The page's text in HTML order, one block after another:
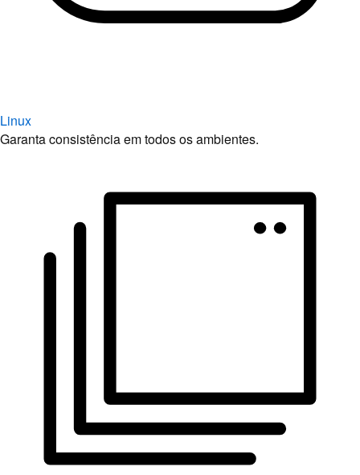
Linux
Garanta consistência em todos os ambientes.